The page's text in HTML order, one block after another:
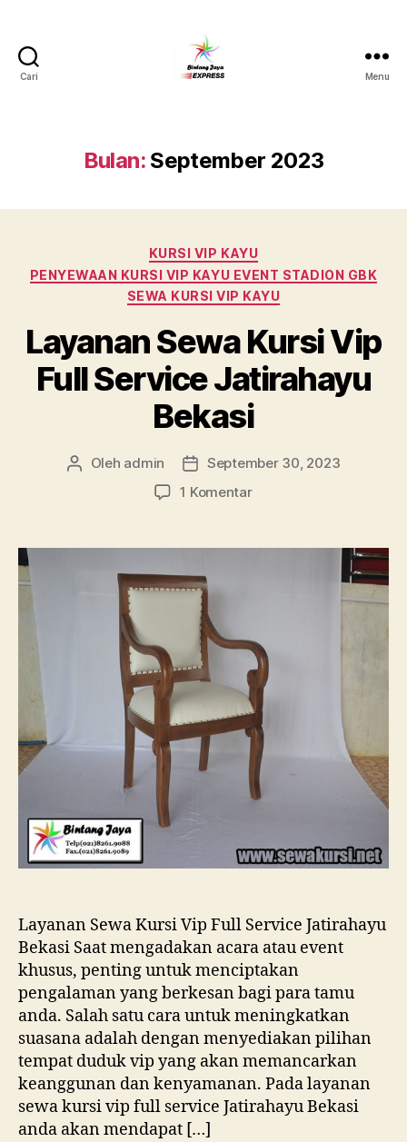
Cari
Pesta
Jabodetabek,Tlp.0878-
8787
Menu
Bulan: September 2023
Kategori
KURSI VIP KAYU
PENYEWAAN KURSI VIP KAYU EVENT STADION GBK
SEWA KURSI VIP KAYU
Layanan Sewa Kursi Vip
Full Service Jatirahayu
Bekasi
Penulis
Oleh admin
Tanggal
artikel
September 30, 2023
1 Komentarpada
Kursi
Bekasi
Layanan Sewa Kursi Vip Full Service Jatirahayu
Bekasi Saat mengadakan acara atau event
khusus, penting untuk menciptakan
pengalaman yang berkesan bagi para tamu
anda. Salah satu cara untuk meningkatkan
suasana adalah dengan menyediakan pilihan
tempat duduk vip yang akan memancarkan
keanggunan dan kenyamanan. Pada layanan
sewa kursi vip full service Jatirahayu Bekasi
anda akan mendapat […]